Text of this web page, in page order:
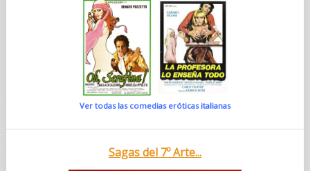
Ver todas las comedias eróticas italianas
Sagas del 7º Arte...